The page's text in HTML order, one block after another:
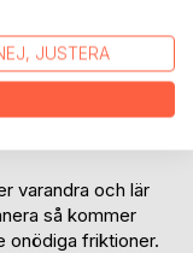
innebära att
100. Om ni väljer
bra som möjligt
mötas på ett
varandra och lär
så kommer
onödiga friktioner.
JUSTERA